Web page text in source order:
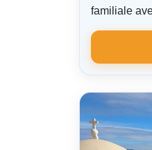
familiale